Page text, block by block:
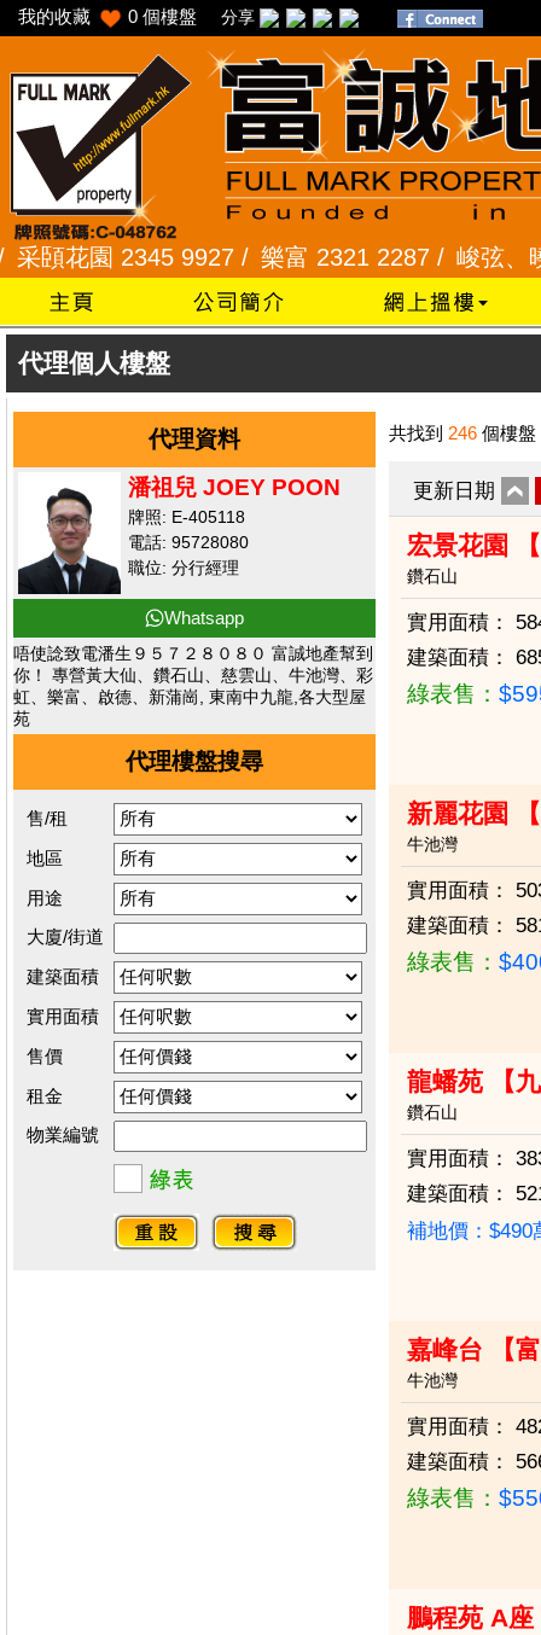
我的收藏 0 個樓盤 分享
花園 2345 9927 / 樂富 2321 2287 / 峻弦、曉暉
代理個人樓盤
代理資料
潘祖兒 JOEY POON
牌照: E-405118
電話: 95728080
職位: 分行經理
Whatsapp
唔使諗致電潘生９５７２８０８０ 富誠地產幫到
你！ 專營黃大仙、鑽石山、慈雲山、牛池灣、彩
虹、樂富、啟德、新蒲崗, 東南中九龍,各大型屋
苑
代理樓盤搜尋
售/租
地區
用途
大廈/街道
建築面積
實用面積
售價
租金
物業編號
共找到 246 個樓盤
更新日期
宏景花園
鑽石山
實用面積：
建築面積：
綠表售：
新麗花園
牛池灣
實用面積：
建築面積：
綠表售：
龍蟠苑 【
鑽石山
實用面積：
建築面積：
補地價：
嘉峰台 【
牛池灣
實用面積：
建築面積：
綠表售：
鵬程苑 A